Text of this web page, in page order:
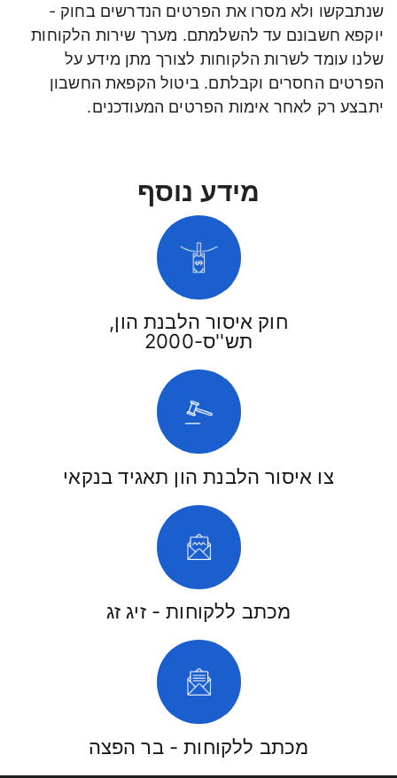
שנתבקשו ולא מסרו את הפרטים הנדרשים בחוק -
יוקפא חשבונם עד להשלמתם. מערך שירות הלקוחות
שלנו עומד לשרות הלקוחות לצורך מתן מידע על
הפרטים החסרים וקבלתם. ביטול הקפאת החשבון
יתבצע רק לאחר אימות הפרטים המעודכנים.
מידע נוסף
חוק איסור הלבנת הון,
תש''ס-2000
צו איסור הלבנת הון תאגיד בנקאי
מכתב ללקוחות - זיג זג
מכתב ללקוחות - בר הפצה